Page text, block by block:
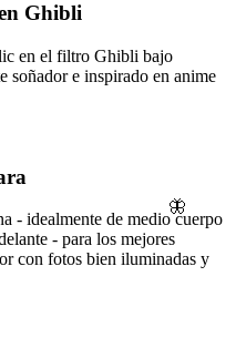
🦋
Ghibli
en el filtro Ghibli bajo
soñador e inspirado en anime
- idealmente de medio cuerpo
- para los mejores
con fotos bien iluminadas y